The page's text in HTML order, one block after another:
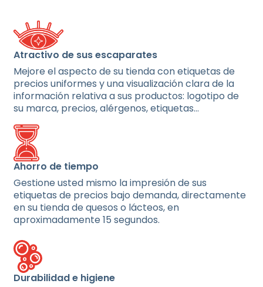
Atractivo de sus escaparates
Mejore el aspecto de su tienda con etiquetas de
precios uniformes y una visualización clara de la
información relativa a sus productos: logotipo de
su marca, precios, alérgenos, etiquetas…
Ahorro de tiempo
Gestione usted mismo la impresión de sus
etiquetas de precios bajo demanda, directamente
en su tienda de quesos o lácteos, en
aproximadamente 15 segundos.
Durabilidad e higiene